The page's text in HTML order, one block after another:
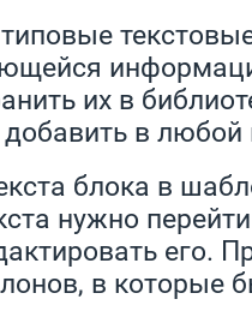
их в
добавить в
блока в
нужно
его.
в которые